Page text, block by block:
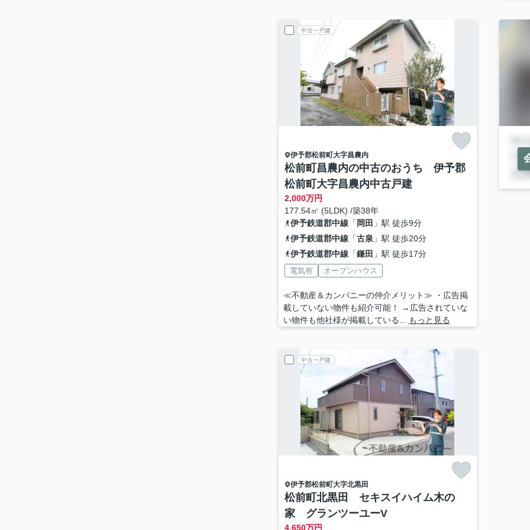
中古一戸建
伊予郡松前町大字昌農内
松前町昌農内の中古のおうち 伊予郡
松前町大字昌農内中古戸建
2,000万円
177.54㎡ (5LDK) /築38年
伊予鉄道郡中線「 岡田 」駅 徒歩9分
伊予鉄道郡中線「古泉 」駅 徒歩20分
伊予鉄道郡中線「鎌田 」駅 徒歩17分
電気有 オープンハウス
≪不動産＆カンパニーの仲介メリット≫ ・広告掲
載していない物件も紹介可能！ →広告されていな
い物件も他社様が掲載している...
もっと見る
中古一戸建
伊予郡松前町大字北黒田
松前町北黒田 セキスイハイム木の
家 グランツーユーV
4,650万円